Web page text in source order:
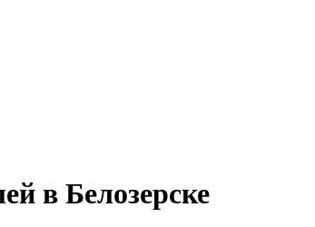
в Белозерске